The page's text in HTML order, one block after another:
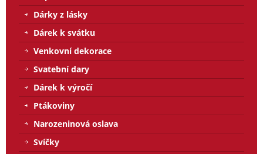
Dárky z lásky
Dárek k svátku
Venkovní dekorace
Svatební dary
Dárek k výročí
Ptákoviny
Narozeninová oslava
Svíčky